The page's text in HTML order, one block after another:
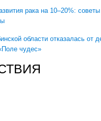
рака на 10–20%:
области отказалась от
чудес»